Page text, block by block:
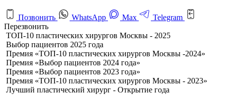
Позвонить WhatsApp Max
Telegram
Перезвонить
ТОП-10 пластических хирургов Москвы - 2025
Выбор пациентов 2025 года
Премия «ТОП-10 пластических хирургов Москвы -2024»
Премия «Выбор пациентов 2024 года»
Премия «Выбор пациентов 2023 года»
Премия «ТОП-10 пластических хирургов Москвы - 2023»
Лучший пластический хирург - Открытие года